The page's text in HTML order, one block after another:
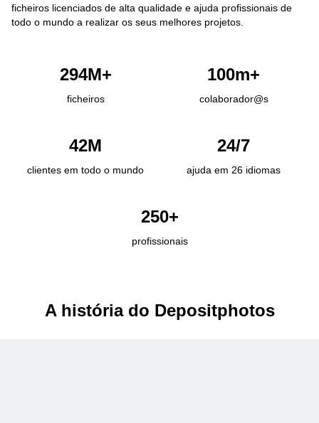
ficheiros licenciados de alta qualidade e ajuda profissionais de
todo o mundo a realizar os seus melhores projetos.
294M+
ficheiros
100m+
colaborador@s
42M
clientes em todo o mundo
24/7
ajuda em 26 idiomas
250+
profissionais
A história do Depositphotos